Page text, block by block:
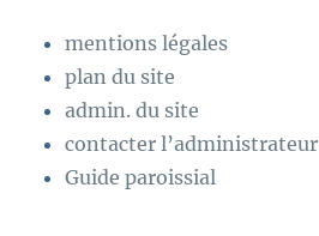
mentions légales
plan du site
admin. du site
contacter l’administrateur
Guide paroissial